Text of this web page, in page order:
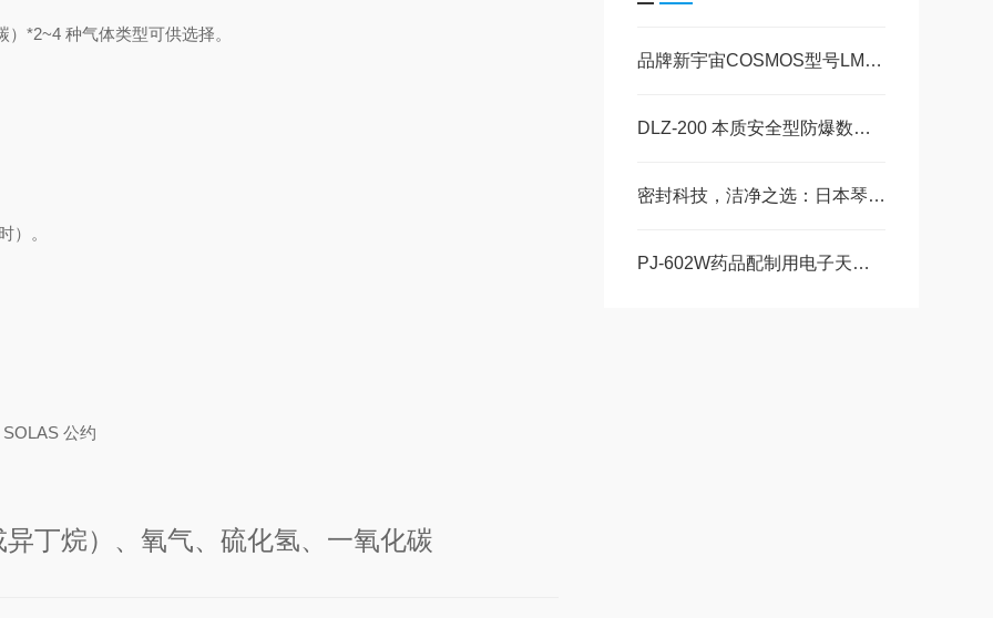
品牌新宇宙COSMOS型号LM1Z06N-LFA甲烷探测器研究
DLZ-200 本质安全型防爆数据记录仪VIBRA新光电子玉科原装现货
密封科技，洁净之选：日本琴平 KTV-CR1-SUS 洁净室吸尘器技术解析
PJ-602W药品配制用电子天平VIBRA新光电子玉科原装现货
*2~4 种气体类型可供选择。
）。
公约
异丁烷）、氧气、硫化氢、一氧化碳